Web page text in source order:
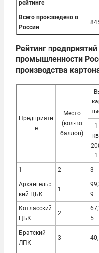
рейтинге
Всего произведено в
России
Рейтинг
промышленности
производства
Предприяти
е
Место
(кол-во
баллов)
1
кв.
1
1 2 3
Архангельс
кий ЦБК
1
9
Котласский
ЦБК
2
5
Братский
ЛПК
3 40,1